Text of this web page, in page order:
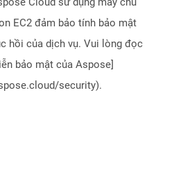
EC2 đảm bảo tính bảo mật
hồi của dịch vụ. Vui lòng đọc
bảo mật của Aspose]
security).